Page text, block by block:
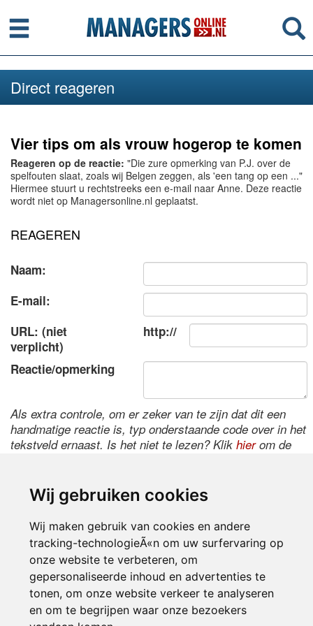
Wij gebruiken cookies
Wij maken gebruik van cookies en andere
tracking-technologieÃ«n om uw surfervaring op
onze website te verbeteren, om
gepersonaliseerde inhoud en advertenties te
tonen, om onze website verkeer te analyseren
en om te begrijpen waar onze bezoekers
Menu
Direct reageren
Vier tips om als vrouw hogerop te komen
Reageren op de reactie: "Die zure opmerking van P.J. over de
spelfouten slaat, zoals wij Belgen zeggen, als 'een tang op een ..."
Hiermee stuurt u rechtstreeks een e-mail naar Anne. Deze reactie
wordt niet op Managersonline.nl geplaatst.
REAGEREN
Naam:
E-mail:
URL: (niet
verplicht)
http://
Reactie/opmerking
Als extra controle, om er zeker van te zijn dat dit een
handmatige reactie is, typ onderstaande code over in het
tekstveld ernaast. Is het niet te lezen? Klik hierom de
Inloggen